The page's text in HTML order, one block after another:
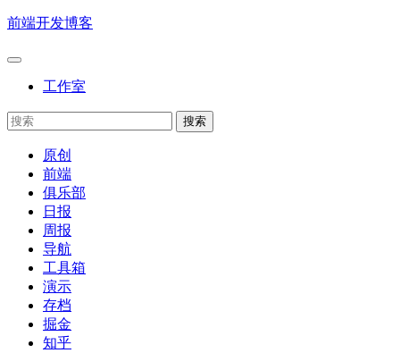
前端开发博客
工作室
原创
前端
俱乐部
日报
周报
导航
工具箱
演示
存档
掘金
知乎